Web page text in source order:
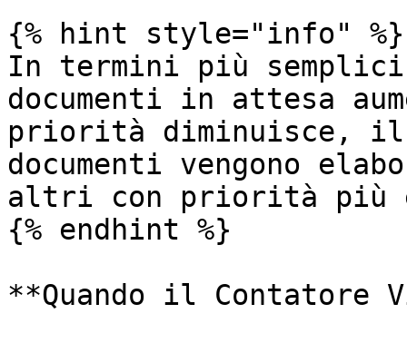
{% hint style="info" %}
In termini più
documenti in attesa
priorità diminuisce, il
documenti vengono
altri con priorità più
{% endhint %}
**Quando il Contatore